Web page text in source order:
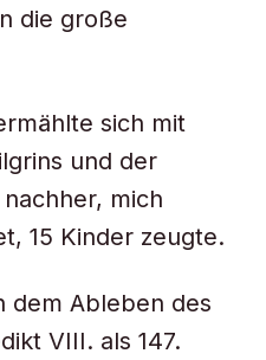
die große
sich mit
und der
mich
15 Kinder zeugte.
dem Ableben des
VIII. als 147.